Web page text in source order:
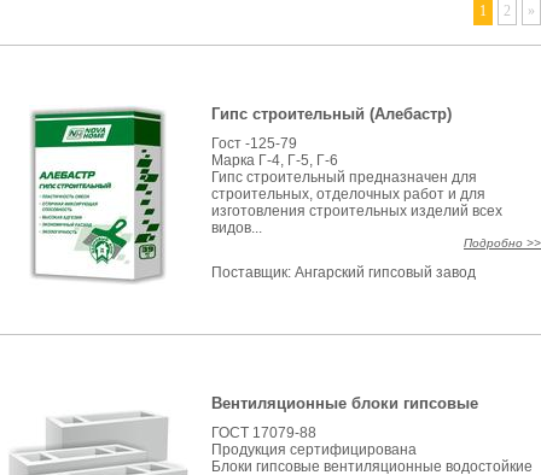
1 2 »
Гипс строительный (Алебастр)
Гост -125-79
Марка Г-4, Г-5, Г-6
Гипс строительный предназначен для
строительных, отделочных работ и для
изготовления строительных изделий всех
видов...
Подробно >>
Поставщик: Ангарский гипсовый завод
Вентиляционные блоки гипсовые
ГОСТ 17079-88
Продукция сертифицирована
Блоки гипсовые вентиляционные водостойкие